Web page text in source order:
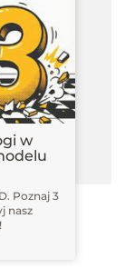
w
Poznaj 3
nasz